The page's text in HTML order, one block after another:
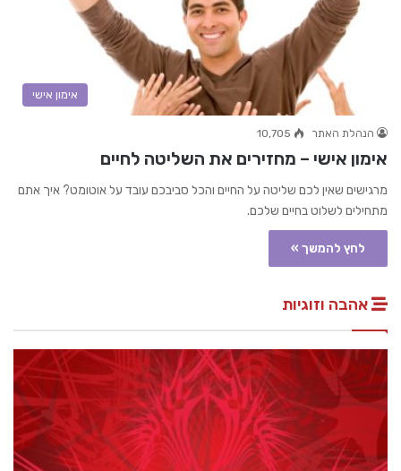
אימון אישי
הנהלת האתר 10,705
אימון אישי – מחזירים את השליטה לחיים
מרגישים שאין לכם שליטה על החיים והכל סביבכם עובד על אוטומט? איך אתם
מתחילים לשלוט בחיים שלכם.
לחץ להמשך »
אהבה וזוגיות